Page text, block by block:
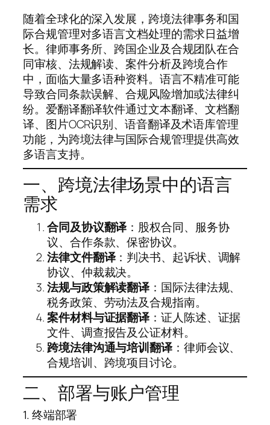
随着全球化的深入发展，跨境法律事务和国
际合规管理对多语言文档处理的需求日益增
长。律师事务所、跨国企业及合规团队在合
同审核、法规解读、案件分析及跨境合作
中，面临大量多语种资料。语言不精准可能
导致合同条款误解、合规风险增加或法律纠
纷。爱翻译翻译软件通过文本翻译、文档翻
译、图片OCR识别、语音翻译及术语库管理
功能，为跨境法律与国际合规管理提供高效
多语言支持。
一、跨境法律场景中的语言
需求
合同及协议翻译：股权合同、服务协
议、合作条款、保密协议。
法律文件翻译：判决书、起诉状、调解
协议、仲裁裁决。
法规与政策解读翻译：国际法律法规、
税务政策、劳动法及合规指南。
案件材料与证据翻译：证人陈述、证据
文件、调查报告及公证材料。
跨境法律沟通与培训翻译：律师会议、
合规培训、跨境项目讨论。
二、部署与账户管理
1. 终端部署